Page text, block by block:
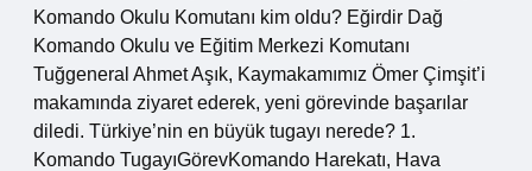
Komando Okulu Komutanı kim oldu? Eğirdir Dağ
Komando Okulu ve Eğitim Merkezi Komutanı
Tuğgeneral Ahmet Aşık, Kaymakamımız Ömer Çimşit’i
makamında ziyaret ederek, yeni görevinde başarılar
diledi. Türkiye’nin en büyük tugayı nerede? 1.
Komando TugayıGörevKomando Harekatı, Hava